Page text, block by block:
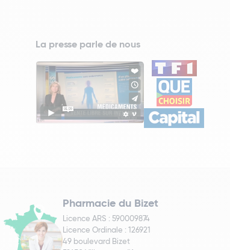
La presse parle de nous
Pharmacie du Bizet
Licence ARS : 590009874
Licence Ordinale : 126921
49 boulevard Bizet